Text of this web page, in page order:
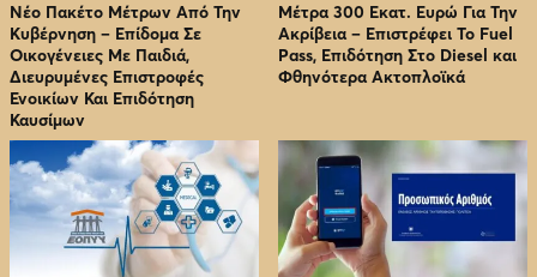
Νέο Πακέτο Μέτρων Από Την
Κυβέρνηση – Επίδομα Σε
Οικογένειες Με Παιδιά,
Διευρυμένες Επιστροφές
Ενοικίων Και Επιδότηση
Καυσίμων
Μέτρα 300 Εκατ. Ευρώ Για Την
Ακρίβεια – Επιστρέφει Το Fuel
Pass, Επιδότηση Στο Diesel και
Φθηνότερα Ακτοπλοϊκά